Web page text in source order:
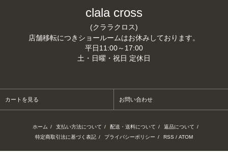
clala cross
(クララクロス)
店舗移転につきショールームはお休みしております。
平日11:00～17:00
土・日曜・祝日 定休日
カートを見る お問い合わせ
ホーム / 支払い方法について / 配送・送料について / 返品について /
特定商取引法に基づく表記 / プライバシーポリシー / RSS / ATOM